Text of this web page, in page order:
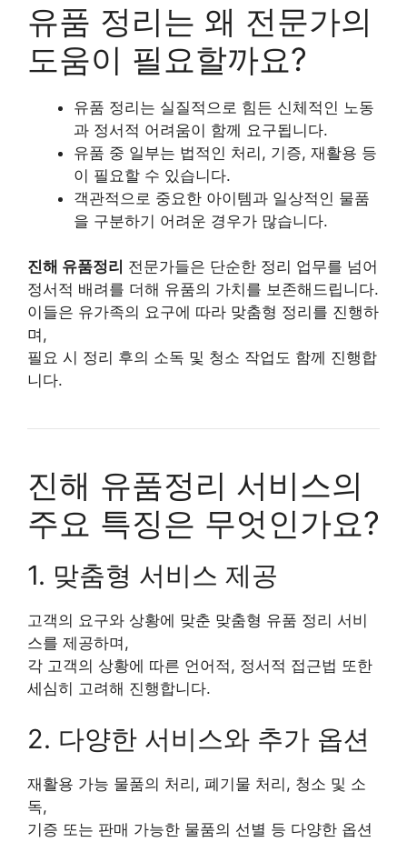
유품 정리는 왜 전문가의
도움이 필요할까요?
유품 정리는 실질적으로 힘든 신체적인 노동
과 정서적 어려움이 함께 요구됩니다.
유품 중 일부는 법적인 처리, 기증, 재활용 등
이 필요할 수 있습니다.
객관적으로 중요한 아이템과 일상적인 물품
을 구분하기 어려운 경우가 많습니다.
진해 유품정리 전문가들은 단순한 정리 업무를 넘어
정서적 배려를 더해 유품의 가치를 보존해드립니다.
이들은 유가족의 요구에 따라 맞춤형 정리를 진행하
며,
필요 시 정리 후의 소독 및 청소 작업도 함께 진행합
니다.
진해 유품정리 서비스의
주요 특징은 무엇인가요?
1. 맞춤형 서비스 제공
고객의 요구와 상황에 맞춘 맞춤형 유품 정리 서비
스를 제공하며,
각 고객의 상황에 따른 언어적, 정서적 접근법 또한
세심히 고려해 진행합니다.
2. 다양한 서비스와 추가 옵션
재활용 가능 물품의 처리, 폐기물 처리, 청소 및 소
독,
기증 또는 판매 가능한 물품의 선별 등 다양한 옵션